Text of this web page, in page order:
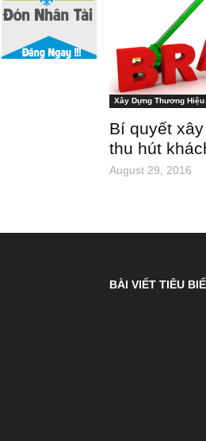
Xây Dựng Thương Hiệu
Bí quyết
thu hút
August 29, 2016
BÀI VIẾT TIÊU